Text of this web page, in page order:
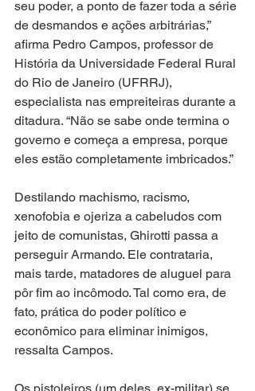
seu poder, a ponto de fazer toda a série
de desmandos e ações arbitrárias,”
afirma Pedro Campos, professor de
História da Universidade Federal Rural
do Rio de Janeiro (UFRRJ),
especialista nas empreiteiras durante a
ditadura. “Não se sabe onde termina o
governo e começa a empresa, porque
eles estão completamente imbricados.”
Destilando machismo, racismo,
xenofobia e ojeriza a cabeludos com
jeito de comunistas, Ghirotti passa a
perseguir Armando. Ele contrataria,
mais tarde, matadores de aluguel para
pôr fim ao incômodo. Tal como era, de
fato, prática do poder político e
econômico para eliminar inimigos,
ressalta Campos.